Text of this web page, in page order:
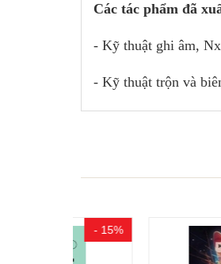
Các tác phẩm đã
- Kỹ thuật ghi âm,
- Kỹ thuật trộn và